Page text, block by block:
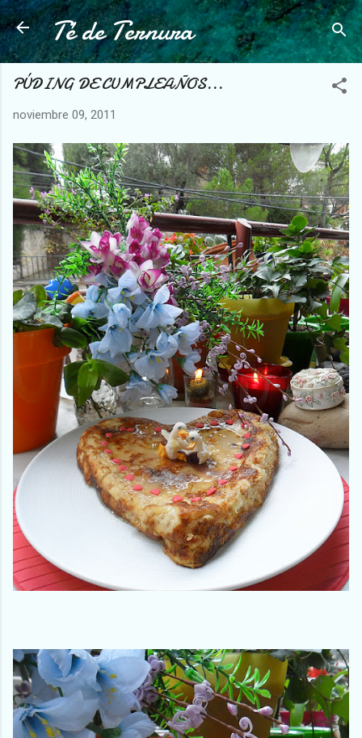
Ir al contenido principal
Té de Ternura
PÚDING DE CUMPLEAÑOS...
noviembre 09, 2011